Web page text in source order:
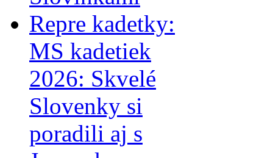
Repre kadetky:
MS kadetiek
2026: Skvelé
Slovenky si
poradili aj s